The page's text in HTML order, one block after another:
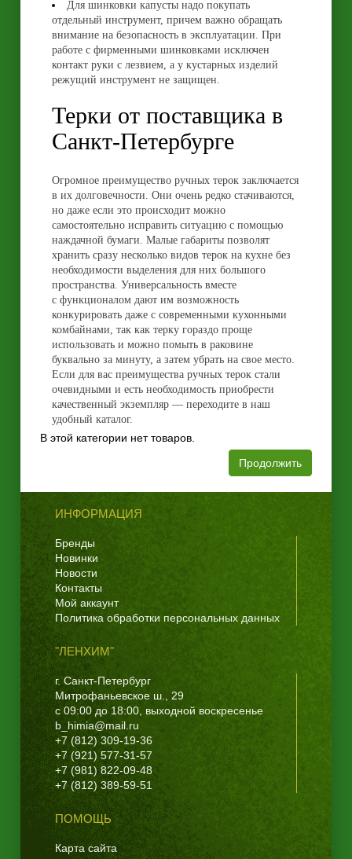
Для шинковки капусты надо покупать
отдельный инструмент, причем важно обращать
внимание на безопасность в эксплуатации. При
работе с фирменными шинковками исключен
контакт руки с лезвием, а у кустарных изделий
режущий инструмент не защищен.
Терки от поставщика в
Санкт-Петербурге
Огромное преимущество ручных терок заключается
в их долговечности. Они очень редко стачиваются,
но даже если это происходит можно
самостоятельно исправить ситуацию с помощью
наждачной бумаги. Малые габариты позволят
хранить сразу несколько видов терок на кухне без
необходимости выделения для них большого
пространства. Универсальность вместе
с функционалом дают им возможность
конкурировать даже с современными кухонными
комбайнами, так как терку гораздо проще
использовать и можно помыть в раковине
буквально за минуту, а затем убрать на свое место.
Если для вас преимущества ручных терок стали
очевидными и есть необходимость приобрести
качественный экземпляр — переходите в наш
удобный каталог.
В этой категории нет товаров.
Продолжить
ИНФОРМАЦИЯ
Бренды
Новинки
Новости
Контакты
Мой аккаунт
Политика обработки персональных данных
"ЛЕНХИМ"
г. Санкт-Петербург
Митрофаньевское ш., 29
с 09:00 до 18:00, выходной воскресенье
b_himia@mail.ru
+7 (812) 309-19-36
+7 (921) 577-31-57
+7 (981) 822-09-48
+7 (812) 389-59-51
ПОМОЩЬ
Карта сайта